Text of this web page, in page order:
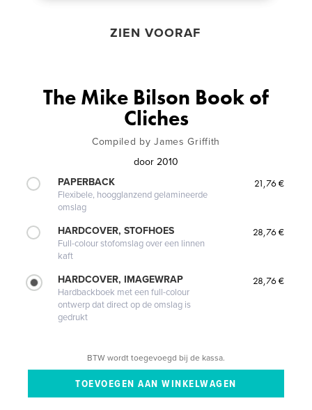
ZIEN VOORAF
The Mike Bilson Book of
Cliches
Compiled by James Griffith
door 2010
PAPERBACK
Flexibele, hoogglanzend gelamineerde
omslag
21,76 €
HARDCOVER, STOFHOES
Full-colour stofomslag over een linnen
kaft
28,76 €
HARDCOVER, IMAGEWRAP
Hardbackboek met een full-colour
ontwerp dat direct op de omslag is
gedrukt
28,76 €
BTW wordt toegevoegd bij de kassa.